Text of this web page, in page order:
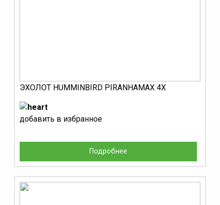
ЭХОЛОТ HUMMINBIRD PIRANHAMAX 4X
Подробнее
добавить в избранное